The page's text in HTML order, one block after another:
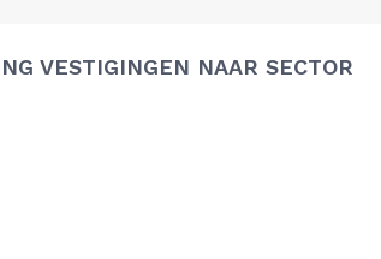
VESTIGINGEN NAAR SECTOR